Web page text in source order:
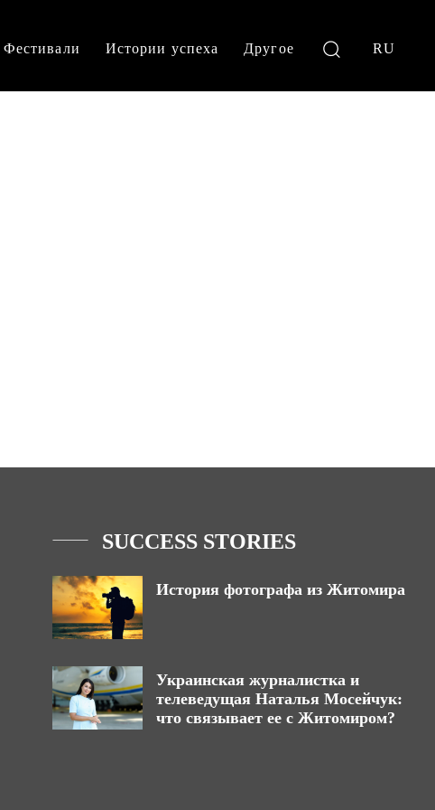
Фестивали Истории успеха Другое RU
SUCCESS STORIES
История фотографа из Житомира
Украинская журналистка и
телеведущая Наталья Мосейчук:
что связывает ее с Житомиром?